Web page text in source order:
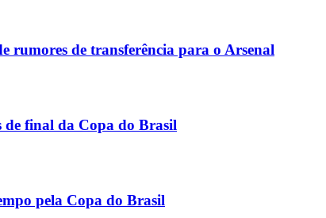
rumores de transferência para o Arsenal
de final da Copa do Brasil
pela Copa do Brasil